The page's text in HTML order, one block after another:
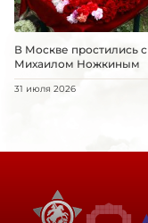
В Москве простились с
Михаилом Ножкиным
31 июля 2026